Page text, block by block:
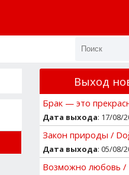
Выход
Брак — это
Дата выхода: 17/08/
Закон природы /
Дата выхода: 05/08/
Возможно любовь /